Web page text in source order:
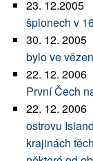
23. 12.2005
špionech v
30. 12. 2005
bylo ve
22. 12. 2006
První Čech
22. 12. 2006
ostrovu
krajinách